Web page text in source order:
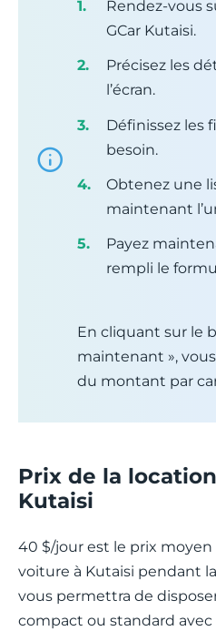
Rendez-vous
GCar Kutaisi.
Précisez les
l’écran.
Définissez les
besoin.
Obtenez une
maintenant
Payez
rempli le
En cliquant sur le
maintenant »,
du montant par
Prix de la
Kutaisi
40 $/jour est le prix moyen
voiture à Kutaisi pendant
vous permettra de
compact ou standard